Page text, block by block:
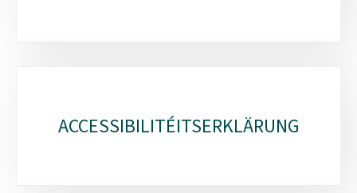
ACCESSIBILITÉITSERKLÄRUNG